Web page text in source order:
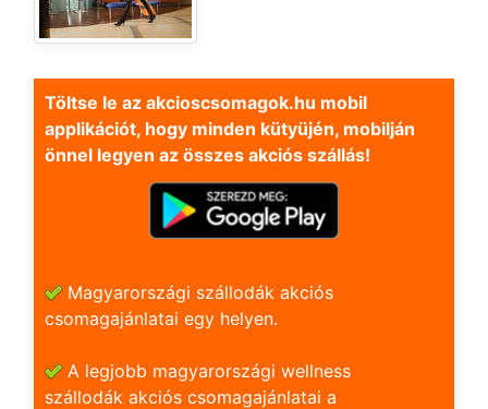
Töltse le az akcioscsomagok.hu mobil
applikációt, hogy minden kütyüjén, mobilján
önnel legyen az összes akciós szállás!
Magyarországi szállodák akciós
csomagajánlatai egy helyen.
A legjobb magyarországi wellness
szállodák akciós csomagajánlatai a